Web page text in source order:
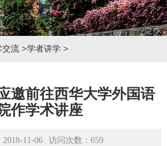
交流>学者讲学>
邀前往西华大学外国语
作学术讲座
11-06 访问次数：659